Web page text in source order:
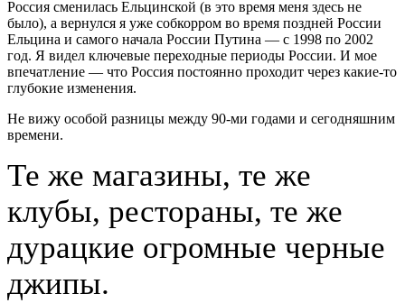
Россия сменилась Ельцинской (в это время меня здесь не
было), а вернулся я уже собкорром во время поздней России
Ельцина и самого начала России Путина — с 1998 по 2002
год. Я видел ключевые переходные периоды России. И мое
впечатление — что Россия постоянно проходит через какие-то
глубокие изменения.
Не вижу особой разницы между 90-ми годами и сегодняшним
времени.
Те же магазины, те же
клубы, рестораны, те же
дурацкие огромные черные
джипы.